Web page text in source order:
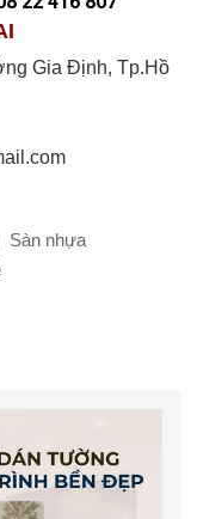
Gia Định, Tp.Hồ
Sàn nhựa